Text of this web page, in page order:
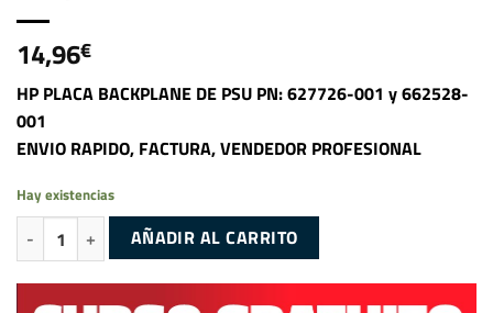
14,96€
HP PLACA BACKPLANE DE PSU PN: 627726-001 y 662528-
001
ENVIO RAPIDO, FACTURA, VENDEDOR PROFESIONAL
Hay existencias
HP PLACA BACKPLANE DE PSU PN: 627726-001 y 662528-001
AÑADIR AL CARRITO